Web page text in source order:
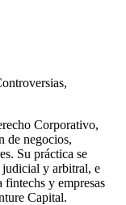
,
Corporativo,
de negocios,
Su práctica se
judicial y arbitral, e
fintechs y empresas
Capital.